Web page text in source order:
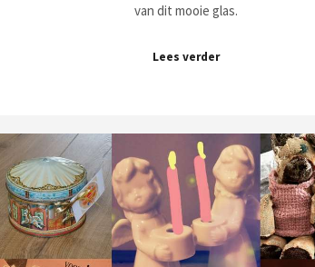
van dit mooie glas.
Lees verder